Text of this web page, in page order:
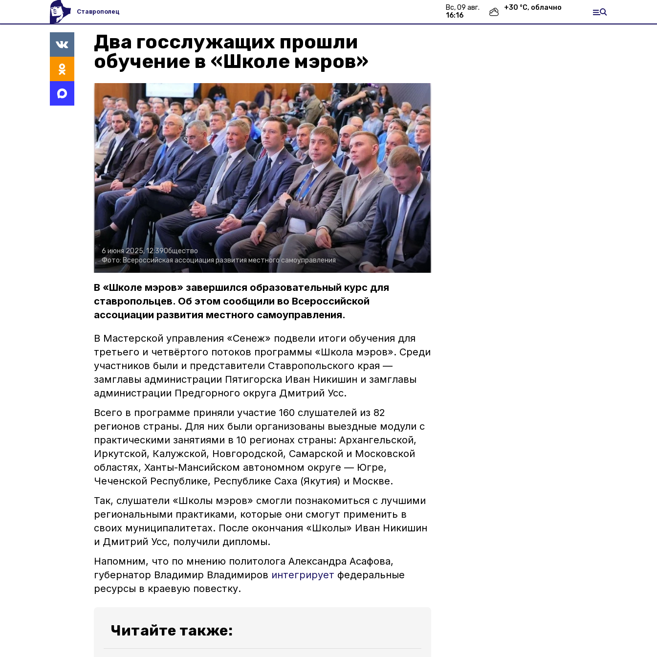
Ставрополец
вс, 09 авг.
16:16
+30 °С, облачно
Два госслужащих прошли
обучение в «Школе мэров»
6 июня 2025, 12:39Общество
Фото: Всероссийская ассоциация развития местного самоуправления
В «Школе мэров» завершился образовательный курс для
ставропольцев. Об этом сообщили во Всероссийской
ассоциации развития местного самоуправления.
В Мастерской управления «Сенеж» подвели итоги обучения для
третьего и четвёртого потоков программы «Школа мэров». Среди
участников были и представители Ставропольского края —
замглавы администрации Пятигорска Иван Никишин и замглавы
администрации Предгорного округа Дмитрий Усс.
Всего в программе приняли участие 160 слушателей из 82
регионов страны. Для них были организованы выездные модули с
практическими занятиями в 10 регионах страны: Архангельской,
Иркутской, Калужской, Новгородской, Самарской и Московской
областях, Ханты-Мансийском автономном округе — Югре,
Чеченской Республике, Республике Саха (Якутия) и Москве.
Так, слушатели «Школы мэров» смогли познакомиться с лучшими
региональными практиками, которые они смогут применить в
своих муниципалитетах. После окончания «Школы» Иван Никишин
и Дмитрий Усс, получили дипломы.
Напомним, что по мнению политолога Александра Асафова,
губернатор Владимир Владимиров интегрирует федеральные
ресурсы в краевую повестку.
Читайте также: